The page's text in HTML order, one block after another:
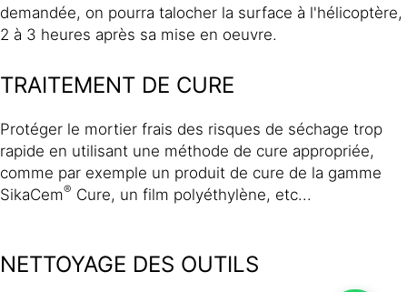
demandée, on pourra talocher la surface à l'hélicoptère,
2 à 3 heures après sa mise en oeuvre.
TRAITEMENT DE CURE
Protéger le mortier frais des risques de séchage trop
rapide en utilisant une méthode de cure appropriée,
comme par exemple un produit de cure de la gamme
SikaCem® Cure, un film polyéthylène, etc...
NETTOYAGE DES OUTILS